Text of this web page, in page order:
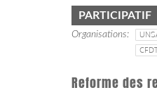
PARTICIPATIF
Organisations
Reforme des